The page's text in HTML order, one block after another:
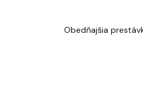
Obedňajšia